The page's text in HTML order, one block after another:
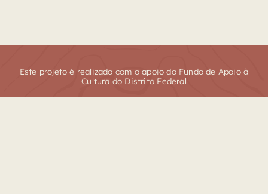
Este projeto é realizado com o apoio do Fundo de Apoio à
Cultura do Distrito Federal